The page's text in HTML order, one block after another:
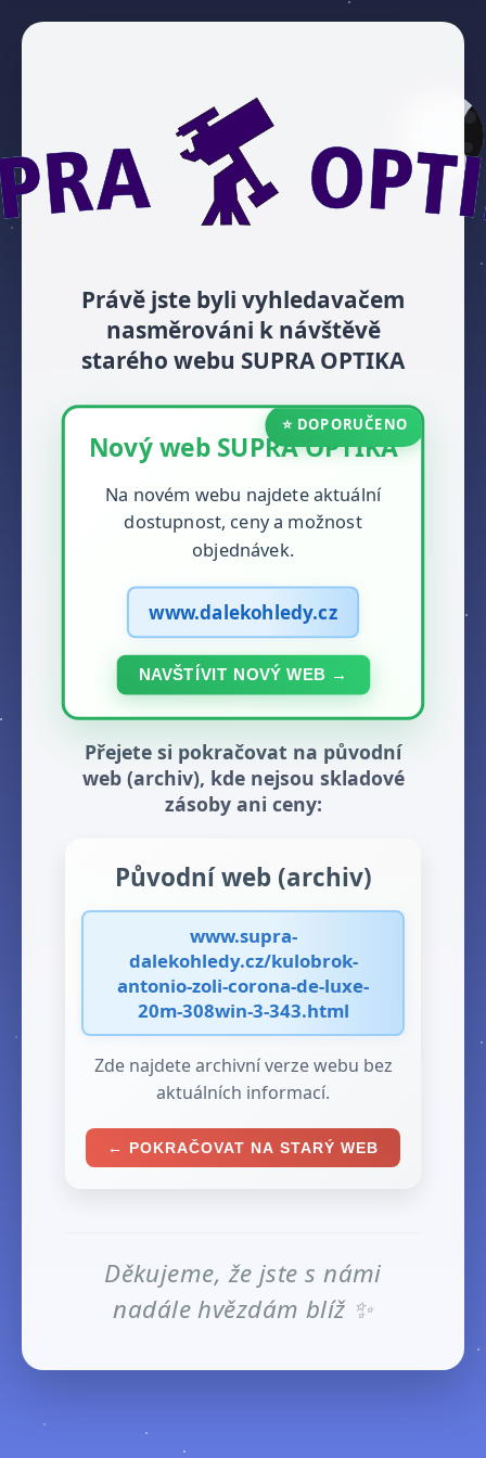
Právě jste byli vyhledavačem
nasměrováni k návštěvě
starého webu SUPRA OPTIKA
⭐ DOPORUČENO
Nový web SUPRA OPTIKA
Na novém webu najdete aktuální
dostupnost, ceny a možnost
objednávek.
www.dalekohledy.cz
NAVŠTÍVIT NOVÝ WEB →
Přejete si pokračovat na původní
web (archiv), kde nejsou skladové
zásoby ani ceny:
Původní web (archiv)
www.supra-
dalekohledy.cz/kulobrok-
antonio-zoli-corona-de-luxe-
20m-308win-3-343.html
Zde najdete archivní verze webu bez
aktuálních informací.
← POKRAČOVAT NA STARÝ WEB
Děkujeme, že jste s námi
nadále hvězdám blíž ✨